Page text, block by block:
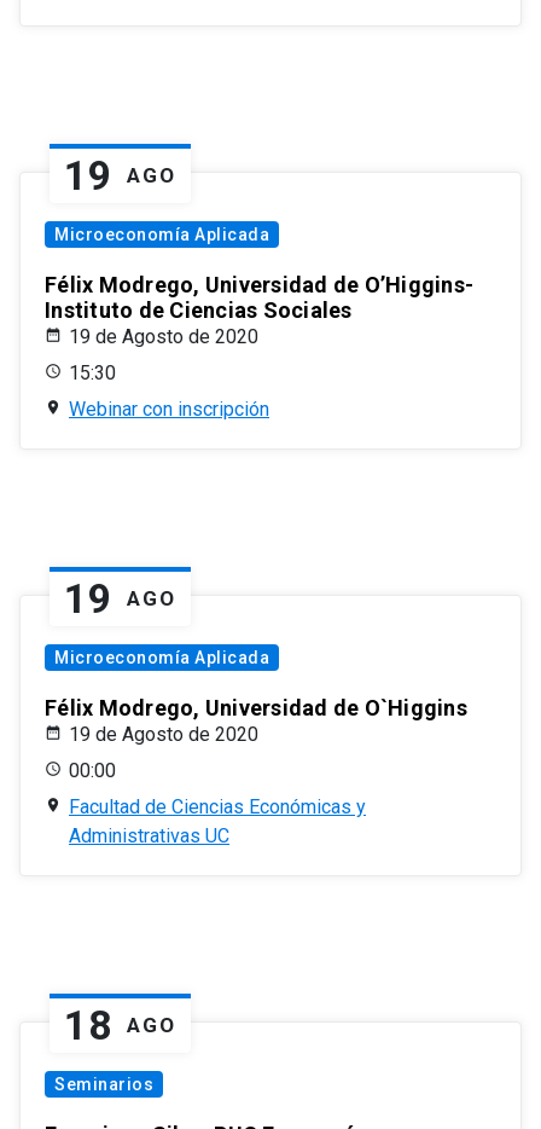
19 AGO
Microeconomía Aplicada
Félix Modrego, Universidad de O’Higgins-
Instituto de Ciencias Sociales
19 de Agosto de 2020
15:30
Webinar con inscripción
19 AGO
Microeconomía Aplicada
Félix Modrego, Universidad de O`Higgins
19 de Agosto de 2020
00:00
Facultad de Ciencias Económicas y
Administrativas UC
18 AGO
Seminarios